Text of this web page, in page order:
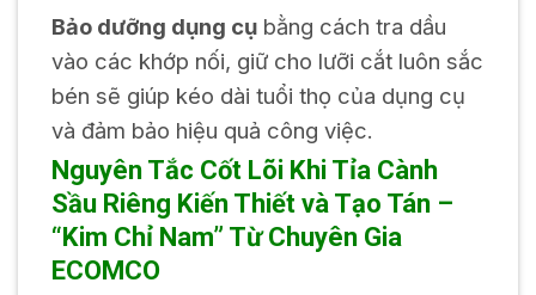
Bảo dưỡng dụng cụbằng cách tra dầu
vào các khớp nối, giữ cho lưỡi cắt luôn sắc
bén sẽ giúp kéo dài tuổi thọ của dụng cụ
và đảm bảo hiệu quả công việc.
Nguyên Tắc Cốt Lõi Khi Tỉa Cành
Sầu Riêng Kiến Thiết và Tạo Tán –
“Kim Chỉ Nam” Từ Chuyên Gia
ECOMCO